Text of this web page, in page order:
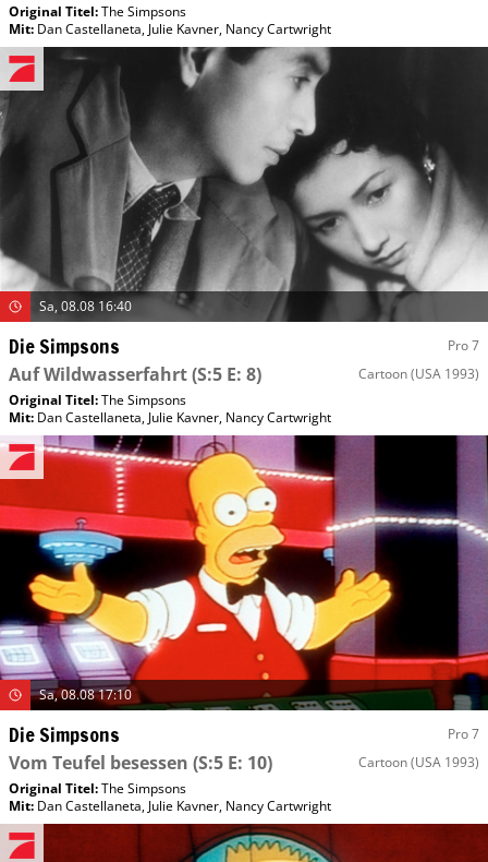
Original Titel:The Simpsons
Mit: Dan Castellaneta, Julie Kavner, Nancy Cartwright
Sa, 08.08 16:40
Die Simpsons Pro 7
Auf Wildwasserfahrt(S:5 E: 8) Cartoon(USA 1993)
Original Titel:The Simpsons
Mit: Dan Castellaneta, Julie Kavner, Nancy Cartwright
Sa, 08.08 17:10
Die Simpsons Pro 7
Vom Teufel besessen (S:5 E: 10) Cartoon(USA 1993)
Original Titel:The Simpsons
Mit: Dan Castellaneta, Julie Kavner, Nancy Cartwright